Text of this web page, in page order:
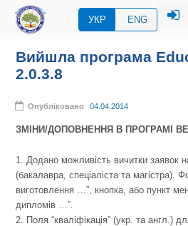
УКР ENG
Вийшла програма
2.0.3.8
Опубліковано 04.04.2014
ЗМІНИ/ДОПОВНЕННЯ В ПРОГРАМІ
1. Додано можливість вичитки заявок
(бакалавра, спеціаліста та магістра).
виготовлення …”, кнопка, або пункт
дипломів …”.
2. Поля “кваліфікація” (укр. та англ.)